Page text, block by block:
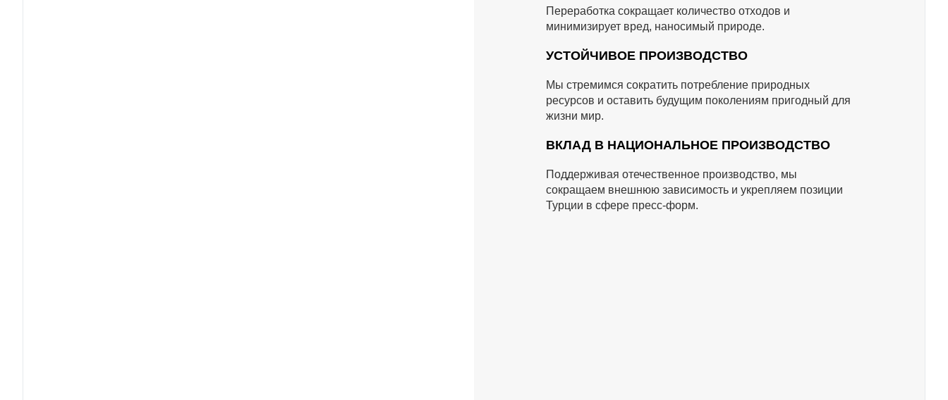
Переработка сокращает количество отходов и
минимизирует вред, наносимый природе.
УСТОЙЧИВОЕ ПРОИЗВОДСТВО
Мы стремимся сократить потребление природных
ресурсов и оставить будущим поколениям пригодный для
жизни мир.
ВКЛАД В НАЦИОНАЛЬНОЕ ПРОИЗВОДСТВО
Поддерживая отечественное производство, мы
сокращаем внешнюю зависимость и укрепляем позиции
Турции в сфере пресс-форм.